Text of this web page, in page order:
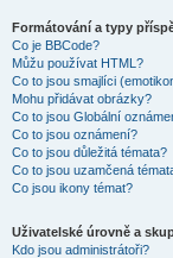
Formátování a typy
Co je BBCode?
Můžu používat HTML?
Co to jsou smajlíci
Mohu přidávat obrázky?
Co to jsou Globální
Co to jsou oznámení?
Co to jsou důležitá témata?
Co to jsou uzamčená
Co jsou ikony témat?
Uživatelské úrovně a
Kdo jsou administrátoři?